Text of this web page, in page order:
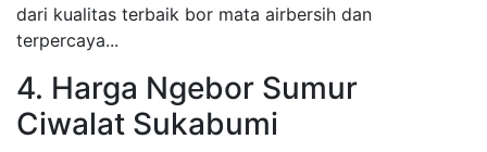
dari kualitas terbaik bor mata airbersih dan
terpercaya...
4. Harga Ngebor Sumur
Ciwalat Sukabumi